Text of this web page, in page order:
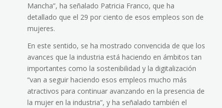
Mancha”, ha señalado Patricia Franco, que ha
detallado que el 29 por ciento de esos empleos son de
mujeres.
En este sentido, se ha mostrado convencida de que los
avances que la industria está haciendo en ámbitos tan
importantes como la sostenibilidad y la digitalización
“van a seguir haciendo esos empleos mucho más
atractivos para continuar avanzando en la presencia de
la mujer en la industria”, y ha señalado también el